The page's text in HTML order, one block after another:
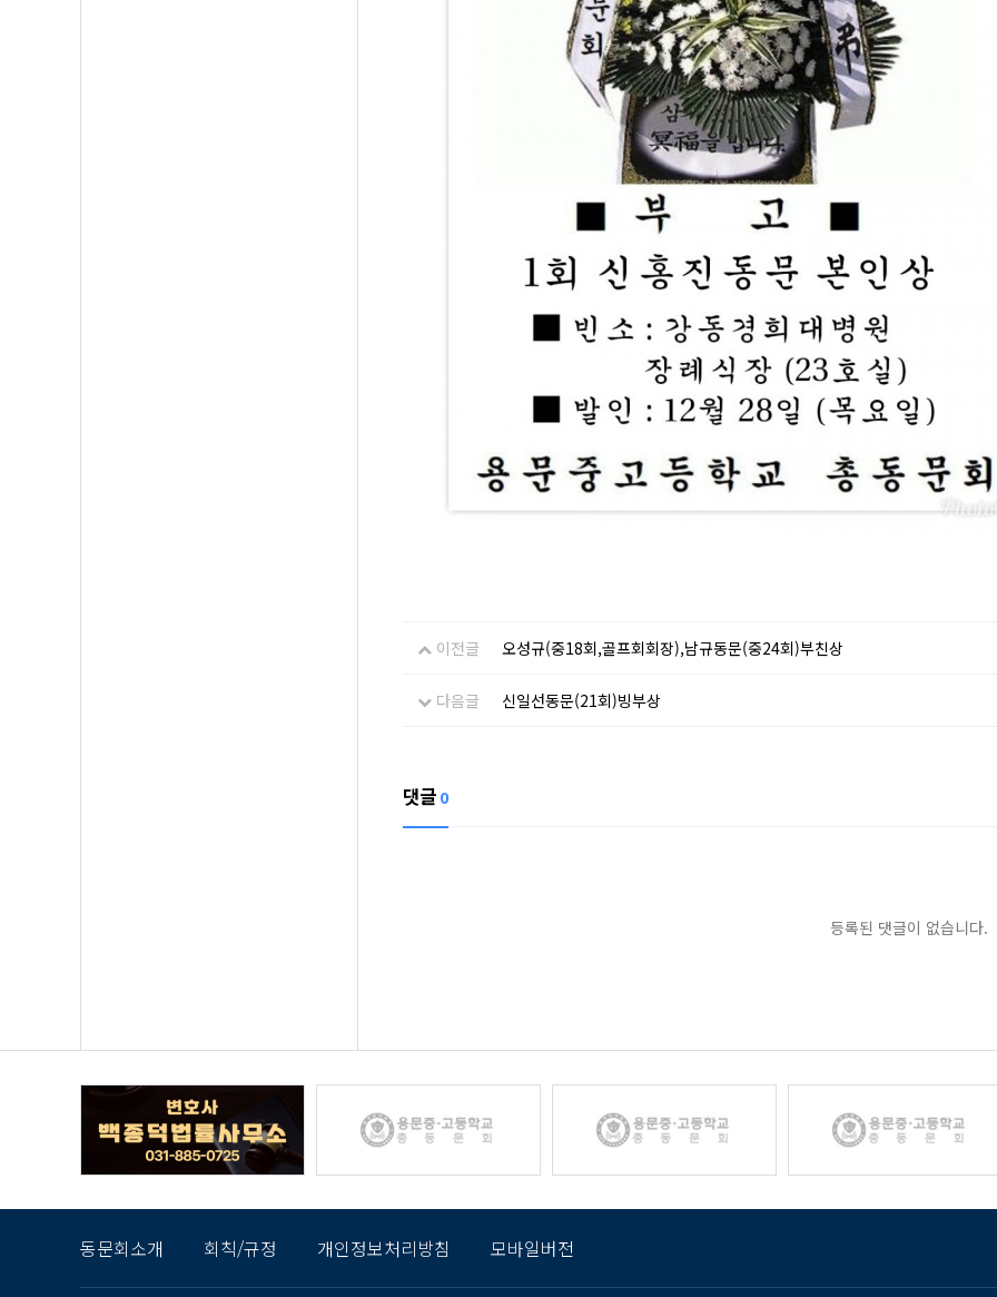
이전글 오성규(중18회,골프회회장),남규동문(중24회)부친상
다음글 신일선동문(21회)빙부상
댓글 0
등록된 댓글이 없습니다.
동문회소개 회칙/규정 개인정보처리방침 모바일버전